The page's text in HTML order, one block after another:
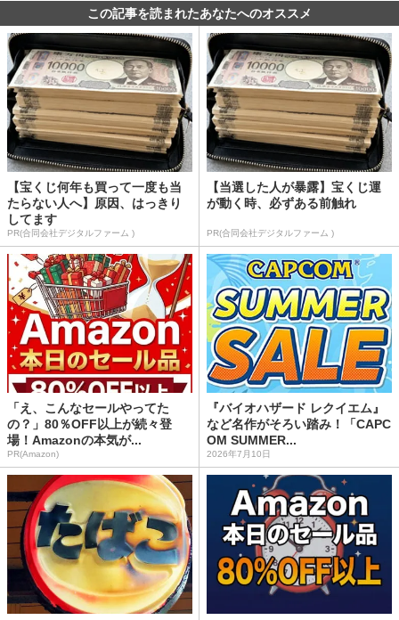
この記事を読まれたあなたへのオススメ
【宝くじ何年も買って一度も当
たらない人へ】原因、はっきり
してます
PR(合同会社デジタルファーム )
【当選した人が暴露】宝くじ運
が動く時、必ずある前触れ
PR(合同会社デジタルファーム )
「え、こんなセールやってた
の？」80％OFF以上が続々登
場！Amazonの本気が...
PR(Amazon)
『バイオハザード レクイエム』
など名作がそろい踏み！「CAPC
OM SUMMER...
2026年7月10日